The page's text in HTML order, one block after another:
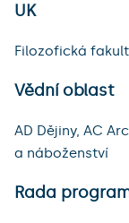
UK
Filozofická
Vědní oblast
AD Dějiny, AC
a náboženství
Rada